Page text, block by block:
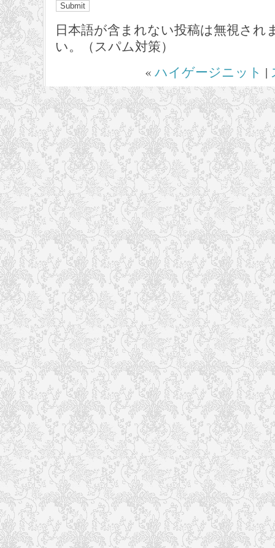
日本語が含まれない投稿は無視され
い。（スパム対策）
« ハイゲージニット |